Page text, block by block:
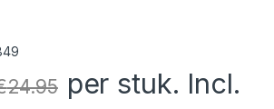
24.95 per stuk. Incl.